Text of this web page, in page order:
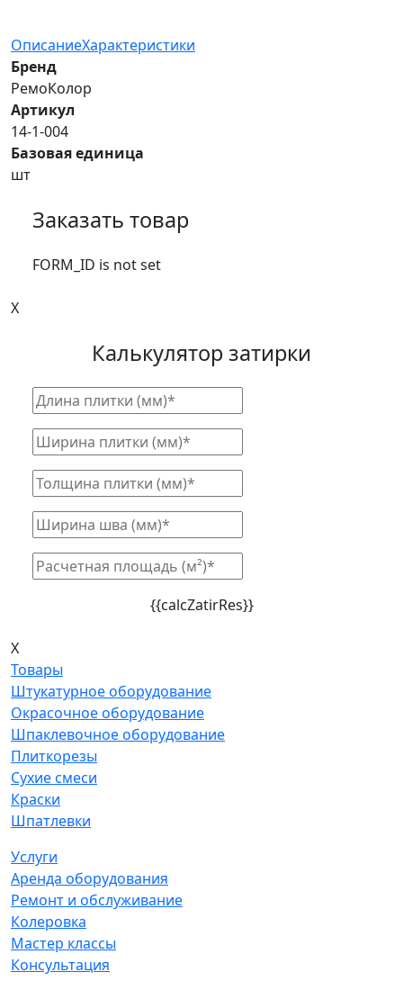
ОписаниеХарактеристики
Бренд
РемоКолор
Артикул
14-1-004
Базовая единица
шт
Заказать товар
FORM_ID is not set
X
Калькулятор затирки
{{calcZatirRes}}
X
Товары
Штукатурное оборудование
Окрасочное оборудование
Шпаклевочное оборудование
Плиткорезы
Сухие смеси
Краски
Шпатлевки
Услуги
Аренда оборудования
Ремонт и обслуживание
Колеровка
Мастер классы
Консультация